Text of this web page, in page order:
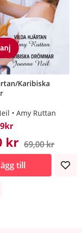
Karibiska
Amy Ruttan
kr 69,00 kr
till